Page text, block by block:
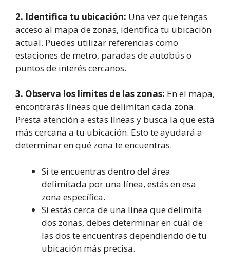
2. Identifica tu ubicación: Una vez que tengas
acceso al mapa de zonas, identifica tu ubicación
actual. Puedes utilizar referencias como
estaciones de metro, paradas de autobús o
puntos de interés cercanos.
3. Observa los límites de las zonas: En el mapa,
encontrarás líneas que delimitan cada zona.
Presta atención a estas líneas y busca la que está
más cercana a tu ubicación. Esto te ayudará a
determinar en qué zona te encuentras.
Si te encuentras dentro del área
delimitada por una línea, estás en esa
zona específica.
Si estás cerca de una línea que delimita
dos zonas, debes determinar en cuál de
las dos te encuentras dependiendo de tu
ubicación más precisa.